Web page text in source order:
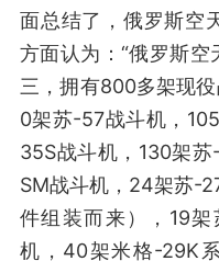
面总结了，俄罗斯空
方面认为：“俄罗斯
三，拥有800多架现
0架苏-57战斗机，
35S战斗机，130架
SM战斗机，24架苏-
件组装而来），19
机，40架米格-29K